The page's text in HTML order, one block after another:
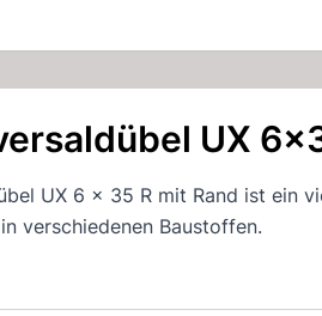
UX
UX 6 x 35 R mit Rand ist ein
verschiedenen Baustoffen.